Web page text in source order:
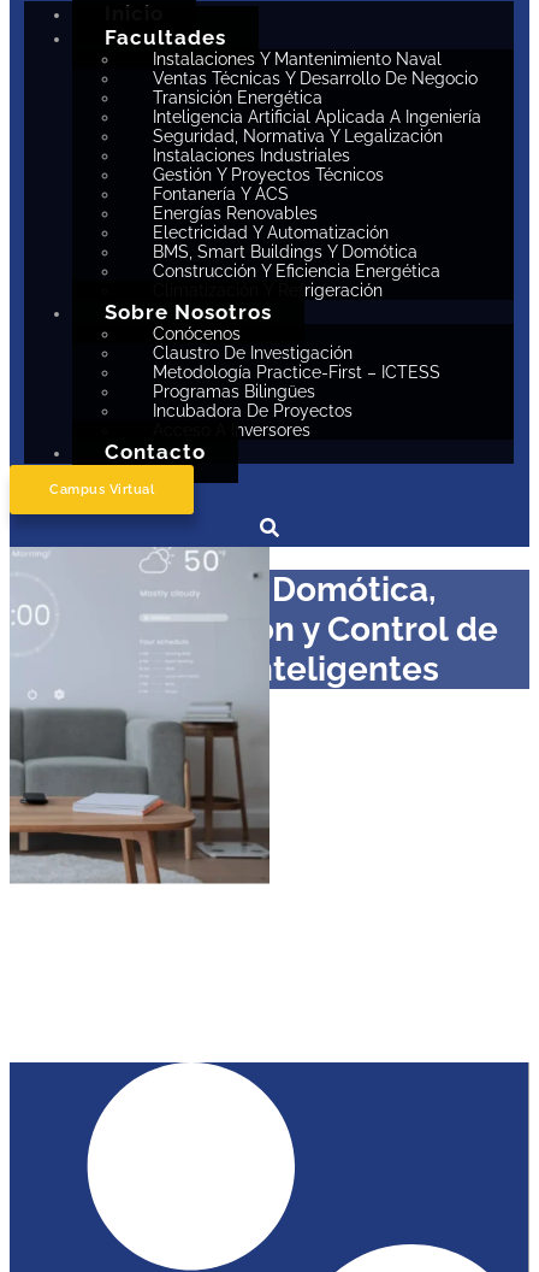
Inicio
Facultades
Instalaciones Y Mantenimiento Naval
Ventas Técnicas Y Desarrollo De Negocio
Transición Energética
Inteligencia Artificial Aplicada A Ingeniería
Seguridad, Normativa Y Legalización
Instalaciones Industriales
Gestión Y Proyectos Técnicos
Fontanería Y ACS
Energías Renovables
Electricidad Y Automatización
BMS, Smart Buildings Y Domótica
Construcción Y Eficiencia Energética
Climatización Y Refrigeración
Sobre Nosotros
Conócenos
Claustro De Investigación
Metodología Practice-First – ICTESS
Programas Bilingües
Incubadora De Proyectos
Acceso A Inversores
Contacto
Campus Virtual
Máster en Domótica,
Automatización y Control de
Edificios Inteligentes